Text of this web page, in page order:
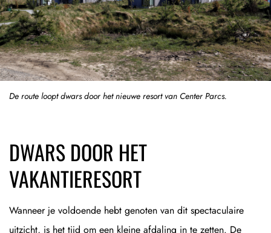
De route loopt dwars door het nieuwe resort van Center Parcs.
DWARS DOOR HET
VAKANTIERESORT
Wanneer je voldoende hebt genoten van dit spectaculaire
uitzicht, is het tijd om een kleine afdaling in te zetten. De